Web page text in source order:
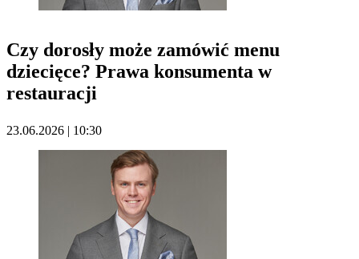
Czy dorosły może zamówić menu
dziecięce? Prawa konsumenta w
restauracji
23.06.2026 | 10:30